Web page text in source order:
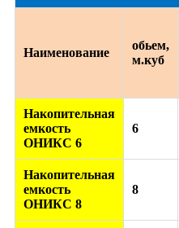
Наименование
обьем,
м.куб
Накопительная
емкость
ОНИКС 6
6
Накопительная
емкость
ОНИКС 8
8